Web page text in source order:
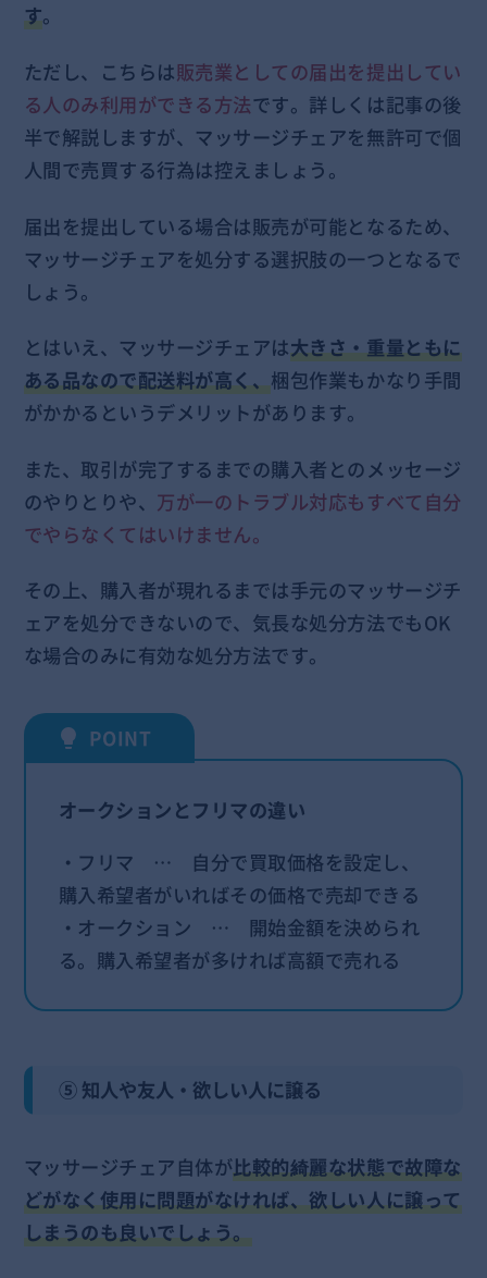
す。
ただし、こちらは販売業としての届出を提出してい
る人のみ利用ができる方法です。詳しくは記事の後
半で解説しますが、マッサージチェアを無許可で個
人間で売買する行為は控えましょう。
届出を提出している場合は販売が可能となるため、
マッサージチェアを処分する選択肢の一つとなるで
しょう。
とはいえ、マッサージチェアは大きさ・重量ともに
ある品なので配送料が高く、梱包作業もかなり手間
がかかるというデメリットがあります。
また、取引が完了するまでの購入者とのメッセージ
のやりとりや、 万が一のトラブル対応もすべて自分
でやらなくてはいけません。
その上、購入者が現れるまでは手元のマッサージチ
ェアを処分できないので、気長な処分方法でもOK
な場合のみに有効な処分方法です。
オークションとフリマの違い
・フリマ … 自分で買取価格を設定し、
購入希望者がいればその価格で売却できる
・オークション … 開始金額を決められ
る。購入希望者が多ければ高額で売れる
⑤ 知人や友人・欲しい人に譲る
マッサージチェア自体が比較的綺麗な状態で故障な
どがなく使用に問題がなければ、欲しい人に譲って
しまうのも良いでしょう。